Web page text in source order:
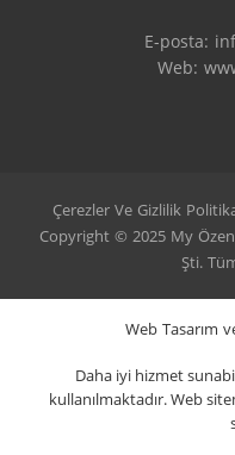
E-posta:
Web:
Çerezler Ve Gizlilik
Copyright © 2025 My
Şti.
Web Tasarım
Daha iyi hizmet
kullanılmaktadır. Web